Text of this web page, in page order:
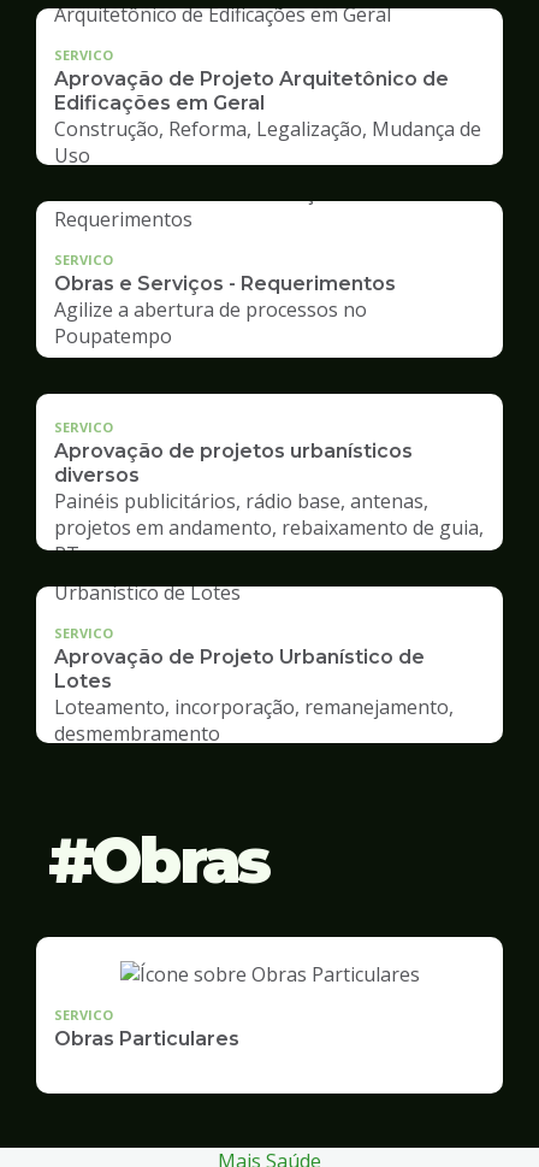
SERVICO
Aprovação de Projeto Arquitetônico de
Edificações em Geral
Construção, Reforma, Legalização, Mudança de
Uso
SERVICO
Obras e Serviços - Requerimentos
Agilize a abertura de processos no
Poupatempo
SERVICO
Aprovação de projetos urbanísticos
diversos
Painéis publicitários, rádio base, antenas,
projetos em andamento, rebaixamento de guia,
RT
SERVICO
Aprovação de Projeto Urbanístico de
Lotes
Loteamento, incorporação, remanejamento,
desmembramento
Obras
SERVICO
Obras Particulares
Mais Saúde